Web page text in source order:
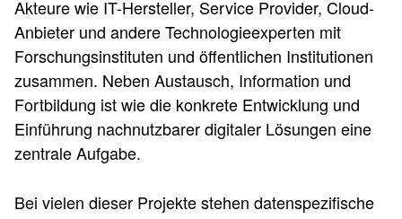
Akteure wie IT-Hersteller, Service Provider, Cloud-
Anbieter und andere Technologieexperten mit
Forschungsinstituten und öffentlichen Institutionen
zusammen. Neben Austausch, Information und
Fortbildung ist wie die konkrete Entwicklung und
Einführung nachnutzbarer digitaler Lösungen eine
zentrale Aufgabe.
Bei vielen dieser Projekte stehen datenspezifische